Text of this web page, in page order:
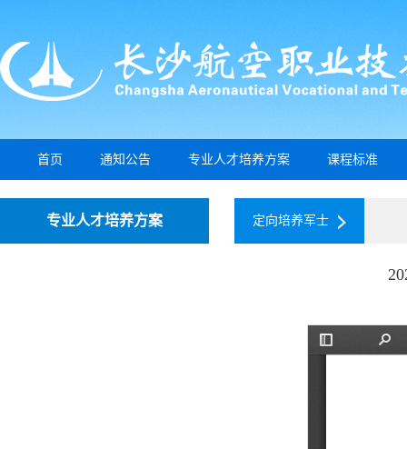
首页 通知公告 专业人才培养方案 课程标准
专业人才培养方案 定向培养军士